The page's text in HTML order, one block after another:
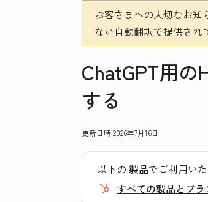
お客さまへの大切なお知
ない自動翻訳で提供され
ChatGPT用
する
更新日時2026年7月16日
以下の 製品でご利用い
すべての製品とプラ